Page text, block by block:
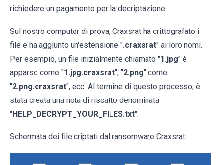
richiedere un pagamento per la decriptazione.
Sul nostro computer di prova, Craxsrat ha crittografato i
file e ha aggiunto un'estensione ".craxsrat" ai loro nomi.
Per esempio, un file inizialmente chiamato "1.jpg" è
apparso come "1.jpg.craxsrat", "2.png" come
"2.png.craxsrat", ecc. Al termine di questo processo, è
stata creata una nota di riscatto denominata
"HELP_DECRYPT_YOUR_FILES.txt".
Schermata dei file criptati dal ransomware Craxsrat: